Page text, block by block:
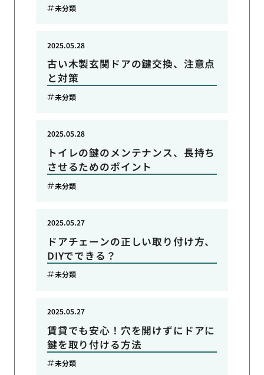
未分類
古い木製玄関ドアの鍵交換、注意点
と対策
2025.05.28
未分類
トイレの鍵のメンテナンス、長持ち
させるためのポイント
2025.05.28
未分類
ドアチェーンの正しい取り付け方、
DIYでできる？
2025.05.27
未分類
賃貸でも安心！穴を開けずにドアに
鍵を取り付ける方法
2025.05.27
未分類